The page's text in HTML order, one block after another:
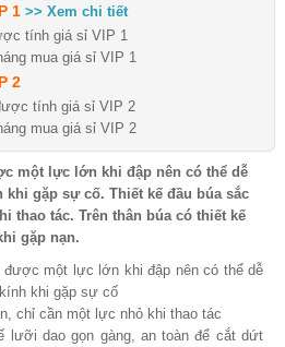
1 >> Xem chi tiết
tính giá sỉ VIP 1
mua giá sỉ VIP 1
2
tính giá sỉ VIP 2
mua giá sỉ VIP 2
một lực lớn khi đập nên có thể dễ
khi gặp sự cố. Thiết kế đầu búa sắc
thao tác. Trên thân búa có thiết kế
gặp nạn.
được một lực lớn khi đập nên có thể dễ
khi gặp sự cố
chỉ cần một lực nhỏ khi thao tác
lưỡi dao gọn gàng, an toàn để cắt dứt